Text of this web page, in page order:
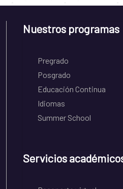
Nuestros programas
Pregrado
Posgrado
Educación Continua
Idiomas
Summer School
Servicios